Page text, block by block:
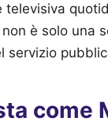
è solo una
servizio
come